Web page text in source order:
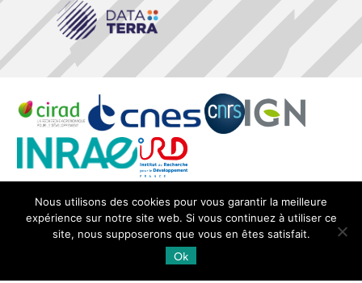
© Copyright Dinamis 2020 -SEDOO (Service de
Données OMP)
Nous utilisons des cookies pour vous garantir la meilleure
expérience sur notre site web. Si vous continuez à utiliser ce
site, nous supposerons que vous en êtes satisfait.
Ok